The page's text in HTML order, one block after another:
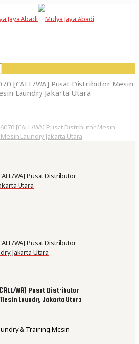
[CALL/WA] Pusat Distributor Mesin
Laundry Jakarta Utara
[CALL/WA] Pusat Distributor Mesin
Laundry Jakarta Utara
WA] Pusat Distributor
Utara
WA] Pusat Distributor
Jakarta Utara
WA] Pusat Distributor
Laundry Jakarta Utara
& Training Mesin